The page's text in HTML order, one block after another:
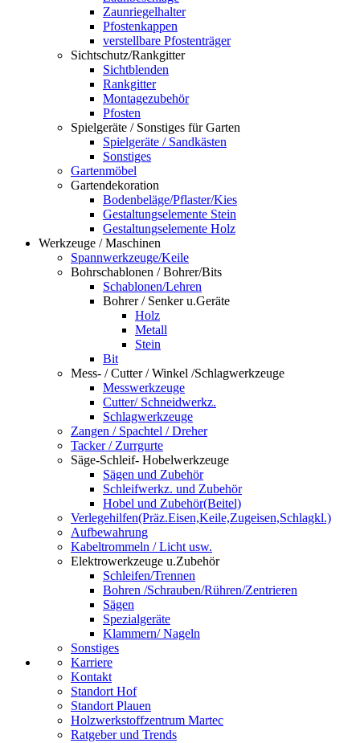
Zaunriegelhalter
Pfostenkappen
verstellbare Pfostenträger
Sichtschutz/Rankgitter
Sichtblenden
Rankgitter
Montagezubehör
Pfosten
Spielgeräte / Sonstiges für Garten
Spielgeräte / Sandkästen
Sonstiges
Gartenmöbel
Gartendekoration
Bodenbeläge/Pflaster/Kies
Gestaltungselemente Stein
Gestaltungselemente Holz
Werkzeuge / Maschinen
Spannwerkzeuge/Keile
Bohrschablonen / Bohrer/Bits
Schablonen/Lehren
Bohrer / Senker u.Geräte
Holz
Metall
Stein
Bit
Mess- / Cutter / Winkel /Schlagwerkzeuge
Messwerkzeuge
Cutter/ Schneidwerkz.
Schlagwerkzeuge
Zangen / Spachtel / Dreher
Tacker / Zurrgurte
Säge-Schleif- Hobelwerkzeuge
Sägen und Zubehör
Schleifwerkz. und Zubehör
Hobel und Zubehör(Beitel)
Verlegehilfen(Präz.Eisen,Keile,Zugeisen,Schlagkl.)
Aufbewahrung
Kabeltrommeln / Licht usw.
Elektrowerkzeuge u.Zubehör
Schleifen/Trennen
Bohren /Schrauben/Rühren/Zentrieren
Sägen
Spezialgeräte
Klammern/ Nageln
Sonstiges
Karriere
Kontakt
Standort Hof
Standort Plauen
Holzwerkstoffzentrum Martec
Ratgeber und Trends